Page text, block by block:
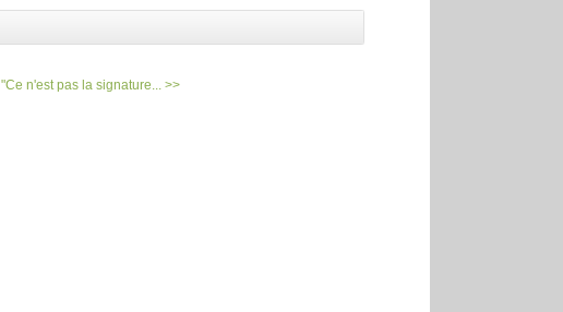
"Ce n'est pas la signature... >>